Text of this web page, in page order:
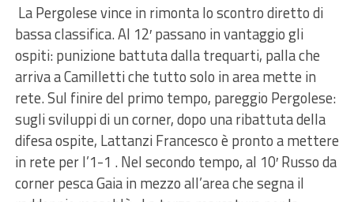
La Pergolese vince in rimonta lo scontro diretto di
bassa classifica. Al 12′ passano in vantaggio gli
ospiti: punizione battuta dalla trequarti, palla che
arriva a Camilletti che tutto solo in area mette in
rete. Sul finire del primo tempo, pareggio Pergolese:
sugli sviluppi di un corner, dopo una ribattuta della
difesa ospite, Lattanzi Francesco è pronto a mettere
in rete per l’1-1 . Nel secondo tempo, al 10′ Russo da
corner pesca Gaia in mezzo all’area che segna il